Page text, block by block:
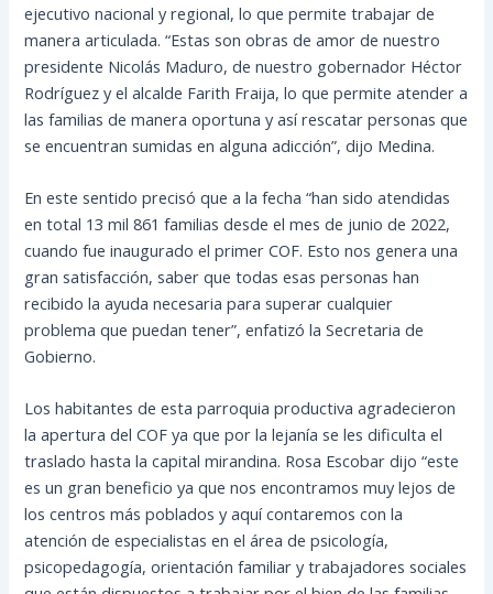
ejecutivo nacional y regional, lo que permite trabajar de
manera articulada. “Estas son obras de amor de nuestro
presidente Nicolás Maduro, de nuestro gobernador Héctor
Rodríguez y el alcalde Farith Fraija, lo que permite atender a
las familias de manera oportuna y así rescatar personas que
se encuentran sumidas en alguna adicción”, dijo Medina.
En este sentido precisó que a la fecha “han sido atendidas
en total 13 mil 861 familias desde el mes de junio de 2022,
cuando fue inaugurado el primer COF. Esto nos genera una
gran satisfacción, saber que todas esas personas han
recibido la ayuda necesaria para superar cualquier
problema que puedan tener”, enfatizó la Secretaria de
Gobierno.
Los habitantes de esta parroquia productiva agradecieron
la apertura del COF ya que por la lejanía se les dificulta el
traslado hasta la capital mirandina. Rosa Escobar dijo “este
es un gran beneficio ya que nos encontramos muy lejos de
los centros más poblados y aquí contaremos con la
atención de especialistas en el área de psicología,
psicopedagogía, orientación familiar y trabajadores sociales